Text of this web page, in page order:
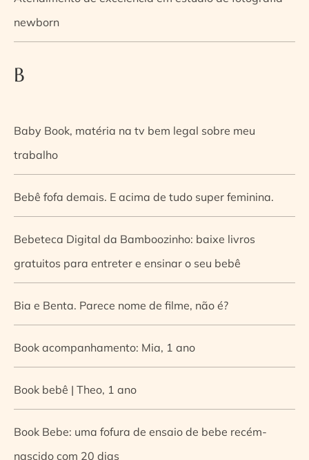
newborn
B
Baby Book, matéria na tv bem legal sobre meu
trabalho
Bebê fofa demais. E acima de tudo super feminina.
Bebeteca Digital da Bamboozinho: baixe livros
gratuitos para entreter e ensinar o seu bebê
Bia e Benta. Parece nome de filme, não é?
Book acompanhamento: Mia, 1 ano
Book bebê | Theo, 1 ano
Book Bebe: uma fofura de ensaio de bebe recém-
nascido com 20 dias